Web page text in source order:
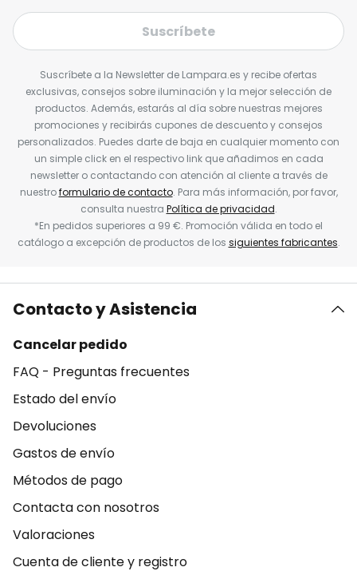
Suscríbete
Suscríbete a la Newsletter de Lampara.es y recibe ofertas
exclusivas, consejos sobre iluminación y la mejor selección de
productos. Además, estarás al día sobre nuestras mejores
promociones y recibirás cupones de descuento y consejos
personalizados. Puedes darte de baja en cualquier momento con
un simple click en el respectivo link que añadimos en cada
newsletter o contactando con atención al cliente a través de
nuestroformulario de contacto. Para más información, por favor,
consulta nuestra Política de privacidad.
*En pedidos superiores a 99 €. Promoción válida en todo el
catálogo a excepción de productos de los siguientes fabricantes.
Contacto y Asistencia
Cancelar pedido
FAQ - Preguntas frecuentes
Estado del envío
Devoluciones
Gastos de envío
Métodos de pago
Contacta con nosotros
Valoraciones
Cuenta de cliente y registro